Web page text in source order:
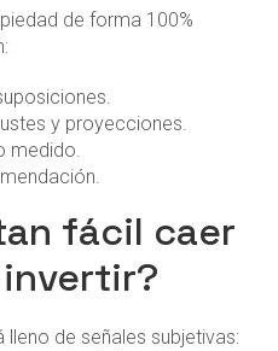
de forma 100%
y proyecciones.
medido.
fácil caer
de señales subjetivas: